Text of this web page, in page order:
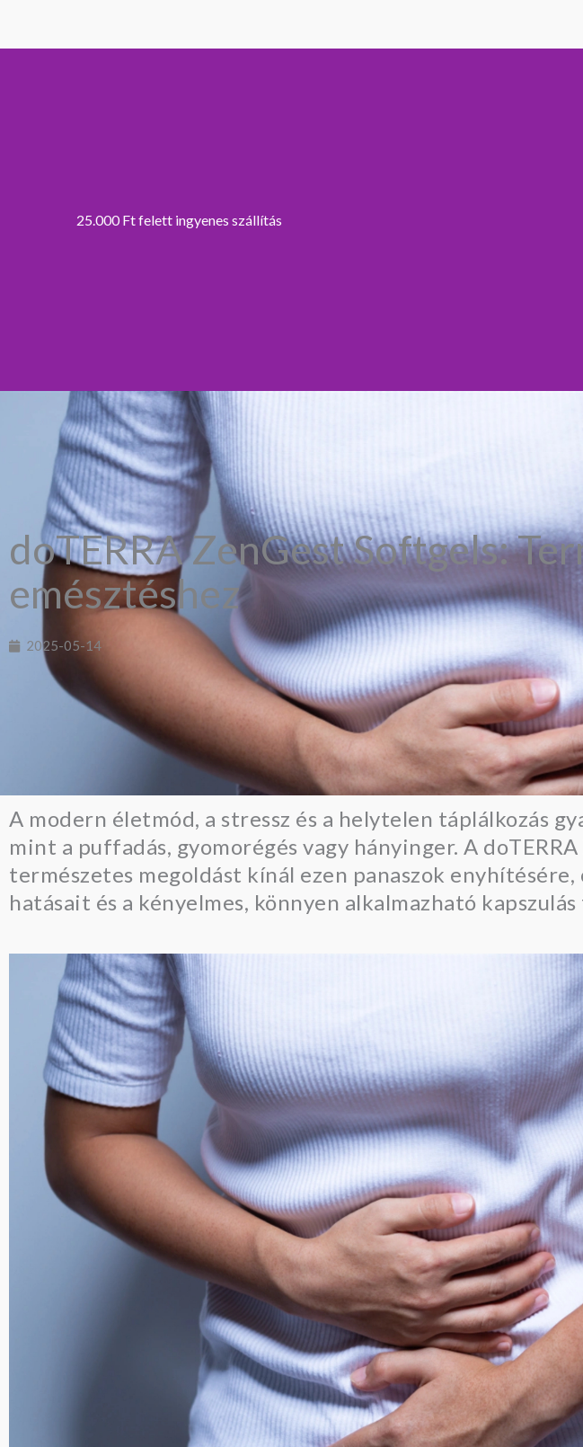
25.000 Ft felett ingyenes szállítás
doTERRA ZenGest Softgels:
emésztéshez
2025-05-14
A modern életmód, a stressz és a helytelen táplálkozás
mint a puffadás, gyomorégés vagy hányinger. A
természetes megoldást kínál ezen panaszok
hatásait és a kényelmes, könnyen alkalmazható